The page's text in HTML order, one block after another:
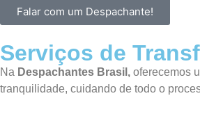
Falar com um Despachante!
Serviços de
Na Despachantes Brasil, oferecemos
tranquilidade, cuidando de todo o